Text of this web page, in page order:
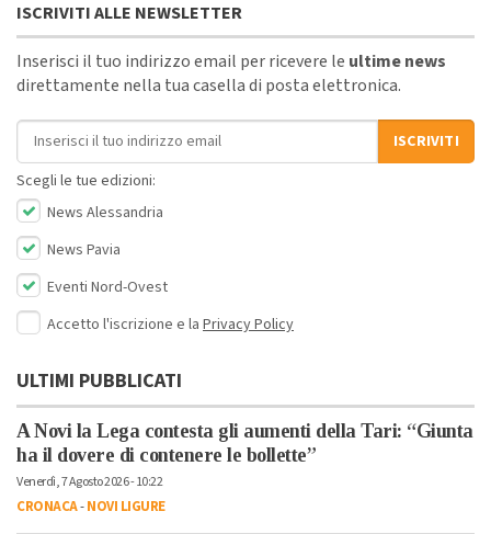
ISCRIVITI ALLE NEWSLETTER
Inserisci il tuo indirizzo email per ricevere le ultime news
direttamente nella tua casella di posta elettronica.
Indirizzo email
ISCRIVITI
Scegli le tue edizioni:
News Alessandria
News Pavia
Eventi Nord-Ovest
Accetto l'iscrizione e la Privacy Policy
ULTIMI PUBBLICATI
A Novi la Lega contesta gli aumenti della Tari: “Giunta
ha il dovere di contenere le bollette”
Venerdì, 7 Agosto 2026 - 10:22
CRONACA-NOVI LIGURE